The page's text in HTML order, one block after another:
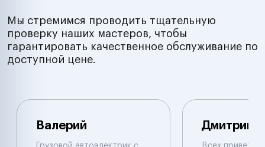
Мы стремимся проводить тщательную
проверку наших мастеров, чтобы
гарантировать качественное обслуживание по
доступной цене.
Валерий Дмитрий